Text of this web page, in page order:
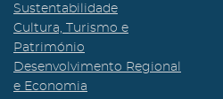
Sustentabilidade
Cultura, Turismo e
Património
Desenvolvimento Regional
e Economia